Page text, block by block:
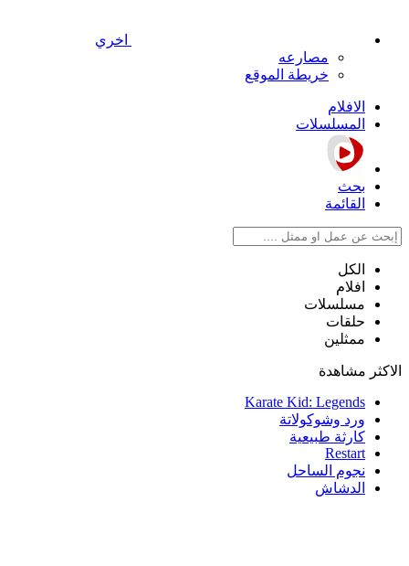
اخري
مصارعه
خريطة الموقع
الافلام
المسلسلات
بحث
القائمة
الكل
افلام
مسلسلات
حلقات
ممثلين
الاكثر مشاهدة
Karate Kid: Legends
ورد وشوكولاتة
كارثة طبيعية
Restart
نجوم الساحل
الدشاش